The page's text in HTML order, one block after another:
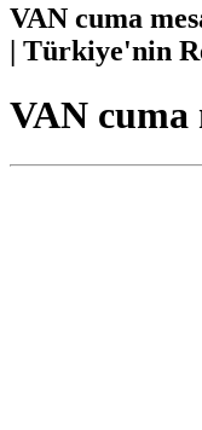
VAN cuma
| Türkiye'nin
VAN cuma